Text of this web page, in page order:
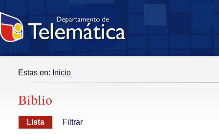
Estas en: Inicio
Biblio
Lista Filtrar